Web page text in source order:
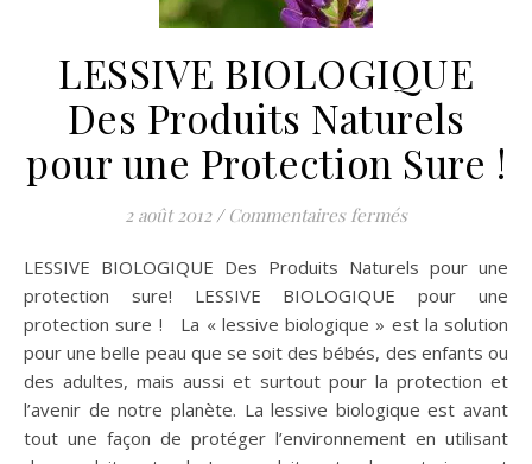
LESSIVE BIOLOGIQUE
Des Produits Naturels
pour une Protection Sure !
2 août 2012 / Commentaires ferméssur LESSIVE
LESSIVE BIOLOGIQUE Des Produits Naturels pour une
protection sure! LESSIVE BIOLOGIQUE pour une
protection sure ! La « lessive biologique » est la solution
pour une belle peau que se soit des bébés, des enfants ou
des adultes, mais aussi et surtout pour la protection et
l’avenir de notre planète. La lessive biologique est avant
tout une façon de protéger l’environnement en utilisant